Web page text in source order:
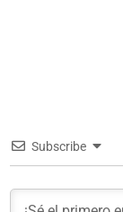
Subscribe